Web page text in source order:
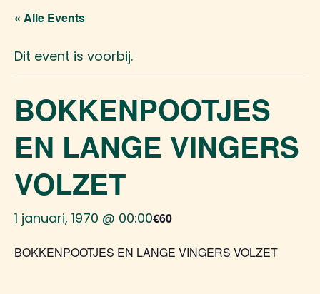
« Alle Events
Dit event is voorbij.
BOKKENPOOTJES
EN LANGE VINGERS
VOLZET
1 januari, 1970 @ 00:00€60
BOKKENPOOTJES EN LANGE VINGERS VOLZET